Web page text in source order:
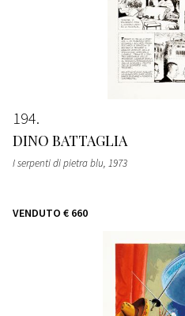
194
DINO BATTAGLIA
I serpenti di pietra blu, 1973
VENDUTO € 660